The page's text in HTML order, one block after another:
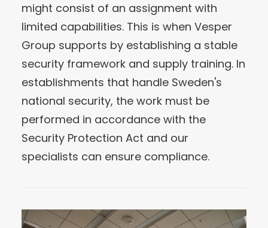
might consist of an assignment with
limited capabilities. This is when Vesper
Group supports by establishing a stable
security framework and supply training. In
establishments that handle Sweden's
national security, the work must be
performed in accordance with the
Security Protection Act and our
specialists can ensure compliance.